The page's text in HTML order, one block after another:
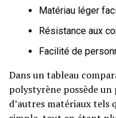
Matériau léger
Résistance aux
Facilité de
Dans un tableau
polystyrène possède
d’autres matériaux tels